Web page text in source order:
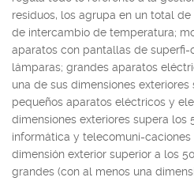
residuos, los agrupa en un total de
de intercambio de temperatura;
aparatos con pantallas de superfi-
lámparas; grandes aparatos
una de sus dimensiones exteriores
pequeños aparatos eléctricos y
dimensiones exteriores supera los
informática y telecomuni-caciones
dimensión exterior superior a los
grandes (con al menos una